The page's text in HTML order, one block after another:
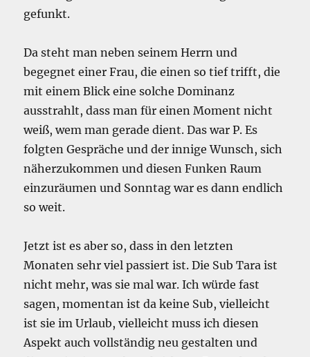
gefunkt.
Da steht man neben seinem Herrn und
begegnet einer Frau, die einen so tief trifft, die
mit einem Blick eine solche Dominanz
ausstrahlt, dass man für einen Moment nicht
weiß, wem man gerade dient. Das war P. Es
folgten Gespräche und der innige Wunsch, sich
näherzukommen und diesen Funken Raum
einzuräumen und Sonntag war es dann endlich
so weit.
Jetzt ist es aber so, dass in den letzten
Monaten sehr viel passiert ist. Die Sub Tara ist
nicht mehr, was sie mal war. Ich würde fast
sagen, momentan ist da keine Sub, vielleicht
ist sie im Urlaub, vielleicht muss ich diesen
Aspekt auch vollständig neu gestalten und